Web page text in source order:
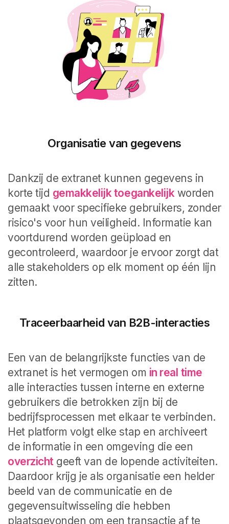
Organisatie van gegevens
Dankzij de extranet kunnen gegevens in
korte tijd gemakkelijk toegankelijk worden
gemaakt voor specifieke gebruikers, zonder
risico's voor hun veiligheid. Informatie kan
voortdurend worden geüpload en
gecontroleerd, waardoor je ervoor zorgt dat
alle stakeholders op elk moment op één lijn
zitten.
Traceerbaarheid van B2B-interacties
Een van de belangrijkste functies van de
extranet is het vermogen om in real time
alle interacties tussen interne en externe
gebruikers die betrokken zijn bij de
bedrijfsprocessen met elkaar te verbinden.
Het platform volgt elke stap en archiveert
de informatie in een omgeving die een
overzicht geeft van de lopende activiteiten.
Daardoor krijg je als organisatie een helder
beeld van de communicatie en de
gegevensuitwisseling die hebben
plaatsgevonden om een transactie af te